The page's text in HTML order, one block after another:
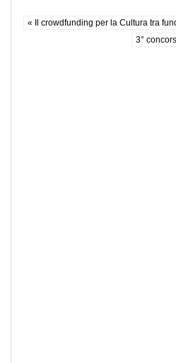
« Il crowdfunding per la Cultura tra
3°